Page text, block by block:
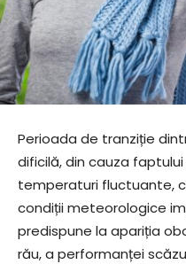
Perioada de tranziție
dificilă, din cauza
temperaturi fluctuante,
condiții meteorologice
predispune la apariția
rău, a performanței